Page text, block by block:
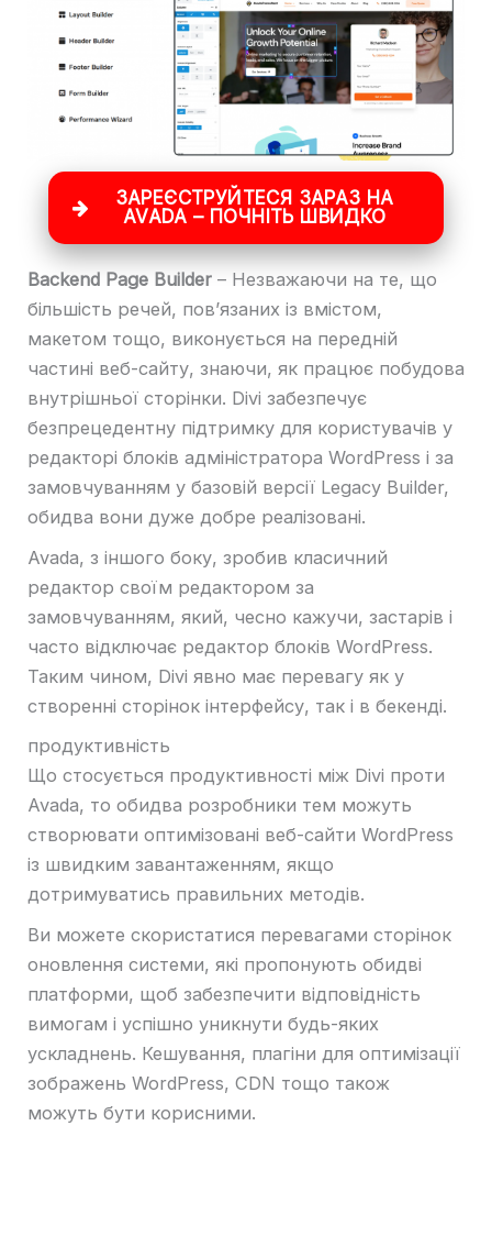
ЗАРЕЄСТРУЙТЕСЯ ЗАРАЗ НА
AVADA – ПОЧНІТЬ ШВИДКО
Backend Page Builder – Незважаючи на те, що
більшість речей, пов’язаних із вмістом,
макетом тощо, виконується на передній
частині веб-сайту, знаючи, як працює побудова
внутрішньої сторінки. Divi забезпечує
безпрецедентну підтримку для користувачів у
редакторі блоків адміністратора WordPress і за
замовчуванням у базовій версії Legacy Builder,
обидва вони дуже добре реалізовані.
Avada, з іншого боку, зробив класичний
редактор своїм редактором за
замовчуванням, який, чесно кажучи, застарів і
часто відключає редактор блоків WordPress.
Таким чином, Divi явно має перевагу як у
створенні сторінок інтерфейсу, так і в бекенді.
продуктивність
Що стосується продуктивності між Divi проти
Avada, то обидва розробники тем можуть
створювати оптимізовані веб-сайти WordPress
із швидким завантаженням, якщо
дотримуватись правильних методів.
Ви можете скористатися перевагами сторінок
оновлення системи, які пропонують обидві
платформи, щоб забезпечити відповідність
вимогам і успішно уникнути будь-яких
ускладнень. Кешування, плагіни для оптимізації
зображень WordPress, CDN тощо також
можуть бути корисними.